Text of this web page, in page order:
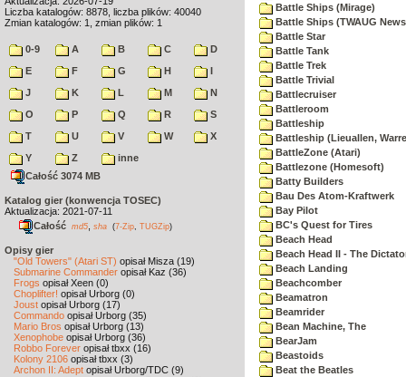
Liczba katalogów: 8878, liczba plików: 40040
Zmian katalogów: 1, zmian plików: 1
0-9 A B C
D
E
F G H
I
J
K L M
N
O
P Q R
S
T
U V W
X
Y
Z
inne
Całość 3074 MB
Katalog gier (konwencja TOSEC)
Aktualizacja: 2021-07-11
Całość md5 sha (7-Zip TUGZip)
Opisy gier
"Old Towers" (Atari ST) opisał Misza (19)
Submarine Commander opisał Kaz (36)
Frogs opisał Xeen (0)
Choplifter! opisał Urborg (0)
Joust opisał Urborg (17)
Commando opisał Urborg (35)
Mario Bros opisał Urborg (13)
Xenophobe opisał Urborg (36)
Robbo Forever opisał tbxx (16)
Kolony 2106 opisał tbxx (3)
Archon II: Adept opisał Urborg/TDC (9)
Battle Ships (Mirage)
Battle Ships (TWAUG
Battle Star
Battle Tank
Battle Trek
Battle Trivial
Battlecruiser
Battleroom
Battleship
Battleship (Lieuallen,
BattleZone (Atari)
Battlezone (Homesoft)
Batty Builders
Bau Des Atom-Kraftwerk
Bay Pilot
BC's Quest for Tires
Beach Head
Beach Head II - The
Beach Landing
Beachcomber
Beamatron
Beamrider
Bean Machine, The
BearJam
Beastoids
Beat the Beatles